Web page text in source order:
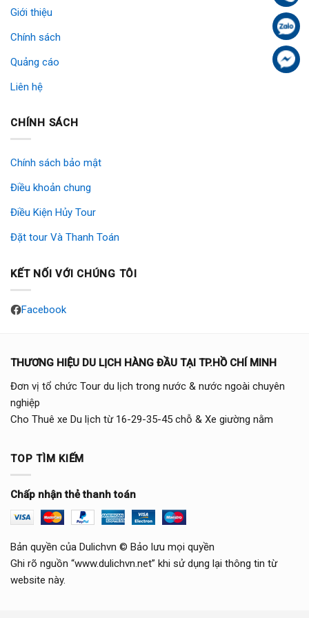
Giới thiệu
Chính sách
Quảng cáo
Liên hệ
CHÍNH SÁCH
Chính sách bảo mật
Điều khoản chung
Điều Kiện Hủy Tour
Đặt tour Và Thanh Toán
KẾT NỐI VỚI CHÚNG TÔI
Facebook
THƯƠNG HIỆU DU LỊCH HÀNG ĐẦU TẠI TP.HỒ CHÍ MINH
Đơn vị tổ chức Tour du lịch trong nước & nước ngoài chuyên
nghiệp
Cho Thuê xe Du lịch từ 16-29-35-45 chỗ & Xe giường nằm
TOP TÌM KIẾM
Chấp nhận thẻ thanh toán
Bản quyền của Dulichvn © Bảo lưu mọi quyền
Ghi rõ nguồn “www.dulichvn.net” khi sử dụng lại thông tin từ
website này.